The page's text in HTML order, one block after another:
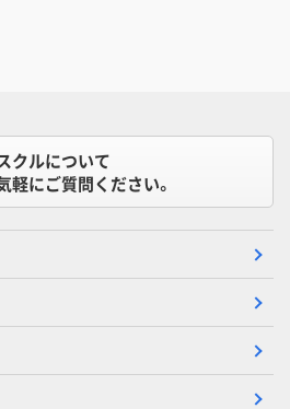
クルについて
軽にご質問ください。